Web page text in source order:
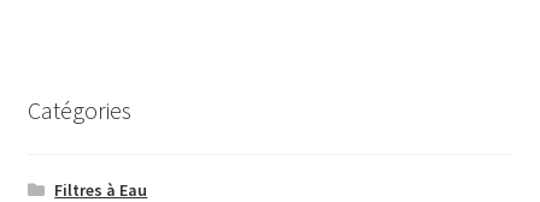
Catégories
Filtres à Eau